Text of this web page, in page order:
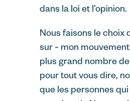
dans la loi et l’opinion.
Nous faisons le
sur ~ mon
plus grand nombre
pour tout vous dire,
que les personnes